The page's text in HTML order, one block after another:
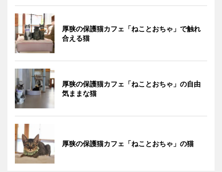
厚狭の保護猫カフェ「ねことおちゃ」で触れ
合える猫
厚狭の保護猫カフェ「ねことおちゃ」の自由
気ままな猫
厚狭の保護猫カフェ「ねことおちゃ」の猫